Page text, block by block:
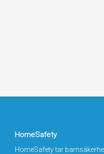
HomeSafety
HomeSafety tar